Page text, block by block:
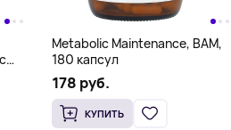
Metabolic Maintenance, BAM,
180 капсул
178 руб.
КУПИТЬ